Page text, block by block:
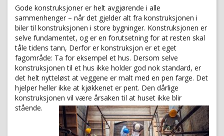
Gode konstruksjoner er helt avgjørende i alle
sammenhenger – når det gjelder alt fra konstruksjonen i
biler til konstruksjonen i store bygninger. Konstruksjonen er
selve fundamentet, og er en forutsetning for at resten skal
tåle tidens tann, Derfor er konstruksjon er et eget
fagområde: Ta for eksempel et hus. Dersom selve
konstruksjonen til et hus ikke holder god nok standard, er
det helt nytteløst at veggene er malt med en pen farge. Det
hjelper heller ikke at kjøkkenet er pent. Den dårlige
konstruksjonen vil være årsaken til at huset ikke blir
stående.